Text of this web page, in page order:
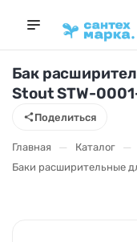
Поделиться
Бак
Stout STW-
Главная — Каталог —
Баки расширительные